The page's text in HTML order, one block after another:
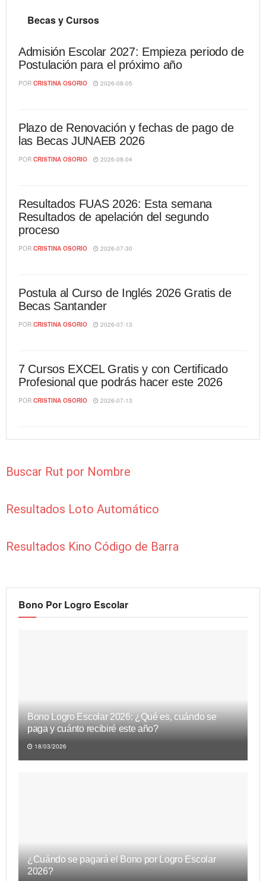
Becas y Cursos
Admisión Escolar 2027: Empieza periodo de
Postulación para el próximo año
POR CRISTINA OSORIO 2026-08-05
Plazo de Renovación y fechas de pago de
las Becas JUNAEB 2026
POR CRISTINA OSORIO 2026-08-04
Resultados FUAS 2026: Esta semana
Resultados de apelación del segundo
proceso
POR CRISTINA OSORIO 2026-07-30
Postula al Curso de Inglés 2026 Gratis de
Becas Santander
POR CRISTINA OSORIO 2026-07-13
7 Cursos EXCEL Gratis y con Certificado
Profesional que podrás hacer este 2026
POR CRISTINA OSORIO 2026-07-13
Buscar Rut por Nombre
Resultados Loto Automático
Resultados Kino Código de Barra
Bono Por Logro Escolar
Bono Logro Escolar 2026: ¿Qué es, cuándo se
paga y cuánto recibiré este año?
18/03/2026
¿Cuándo se pagará el Bono por Logro Escolar
2026?